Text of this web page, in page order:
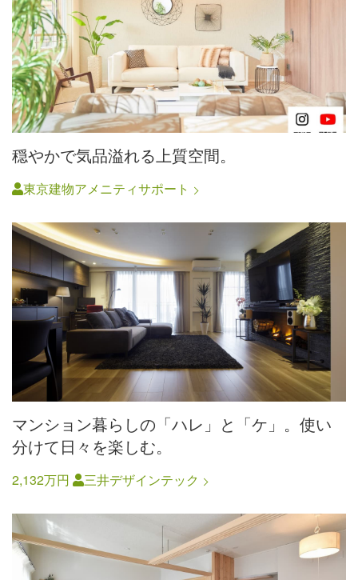
穏やかで気品溢れる上質空間。
東京建物アメニティサポート
マンション暮らしの「ハレ」と「ケ」。使い
分けて日々を楽しむ。
2,132万円 三井デザインテック